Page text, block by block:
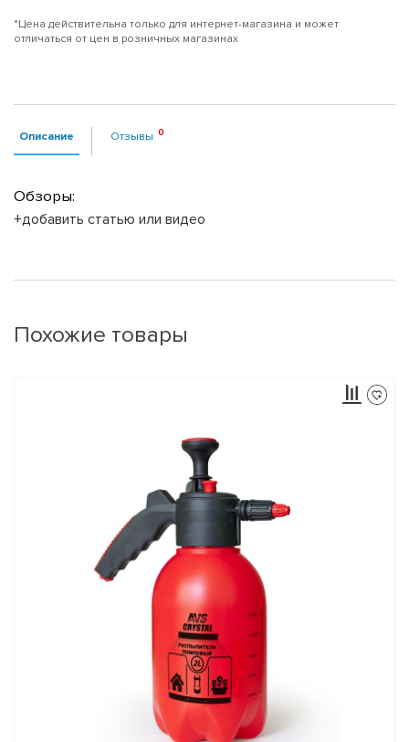
*Цена действительна только для интернет-магазина и может
отличаться от цен в розничных магазинах
Описание Отзывы
Обзоры:
+добавить статью или видео
Похожие товары